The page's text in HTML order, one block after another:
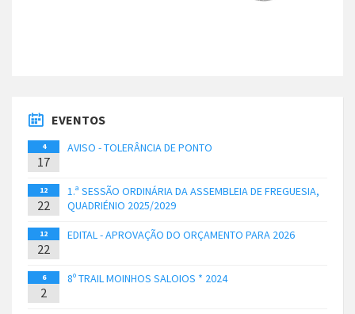
EVENTOS
4
17
AVISO - TOLERÂNCIA DE PONTO
12
22
1.ª SESSÃO ORDINÁRIA DA ASSEMBLEIA DE FREGUESIA,
QUADRIÉNIO 2025/2029
12
22
EDITAL - APROVAÇÃO DO ORÇAMENTO PARA 2026
6
2
8º TRAIL MOINHOS SALOIOS * 2024